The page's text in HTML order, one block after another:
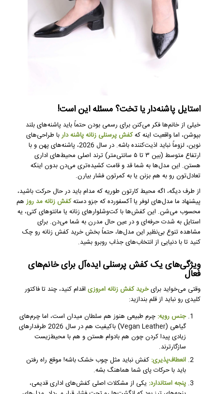
استایل پاشنه‌دار یا تخت؟ مسئله این است!
خیلی از خانم‌ها فکر می‌کنن برای رسمی بودن حتماً باید پاشنه‌های بلند
بپوشن، اما واقعیت اینه کهکفش پرسنلی زنانه پاشنه داربا طراحی‌های
نوین، لزوماً نباید اذیت‌کننده باشه. در سال 2026، پاشنه‌های پهن و با
ارتفاع متوسط (بین ۳ تا ۵ سانتی‌متر) ترند اصلی محیط‌های اداری
هستن. این مدل‌ها به شما قد و قامت کشیده‌تری می‌دن بدون اینکه
تعادل‌تون رو به هم بزنن یا به کمرتون فشار بیارن.
از طرف دیگه، اگه محیط کارتون طوریه که مدام باید در حال حرکت باشید،
پیشنهاد ما مدل‌های لوفر یا آکسفورده که جزو دستهکفش زنانه مد روزهم
محسوب می‌شن. این کفش‌ها با کت‌وشلوارهای زنانه یا مانتوهای کتی، یه
استایل به شدت حرفه‌ای و در عین حال مدرن به شما می‌دن. برای
مشاهده تنوع بی‌نظیر این مدل‌ها، حتماً بخش خرید کفش زنانه رو چک
کنید تا با دنیایی از انتخاب‌های جذاب روبرو بشید.
ویژگی‌های یک کفش پرسنلی ایده‌آل برای خانم‌های
فعال
وقتی می‌خواید برایخرید کفش زنانه امروزیاقدام کنید، چند تا فاکتور
کلیدی رو نباید از قلم بندازید:
جنس رویه: چرم طبیعی هنوز هم سلطان میدان است، اما چرم‌های
گیاهی (Vegan Leather) باکیفیت هم در سال 2026 طرفدارهای
زیادی پیدا کردن چون هم بادوام هستن و هم با محیط‌زیست
سازگارترند.
انعطاف‌پذیری: کفش نباید مثل چوب خشک باشه! موقع راه رفتن
باید با حرکات پای شما هماهنگ بشه.
پنجه استاندارد: یکی از مشکلات اصلی کفش‌های اداری قدیمی،